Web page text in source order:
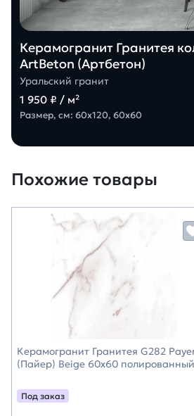
Керамогранит Гранитея
ArtBeton (Артбетон)
Уральский гранит
1 950 ₽ / м²
Размер, см: 60х120, 60х60
Похожие товары
Керамогранит Гранитея G282
(Пайер) Beige 60х60 полированный
Под заказ